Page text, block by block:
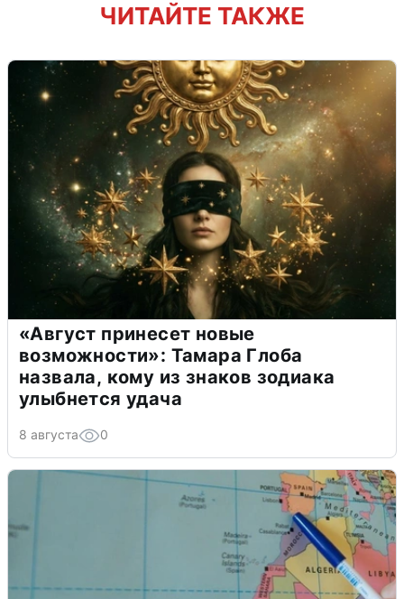
ЧИТАЙТЕ ТАКЖЕ
«Август принесет новые
возможности»: Тамара Глоба
назвала, кому из знаков зодиака
улыбнется удача
8 августа 0